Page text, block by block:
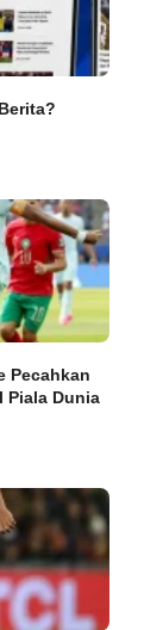
Pecahkan
Piala Dunia